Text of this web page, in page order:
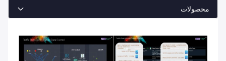
محصولات